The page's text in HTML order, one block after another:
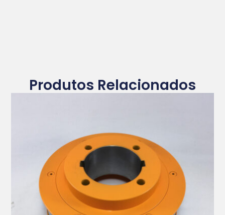
Produtos Relacionados